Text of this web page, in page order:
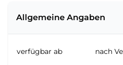
Allgemeine Angaben
verfügbar ab nach